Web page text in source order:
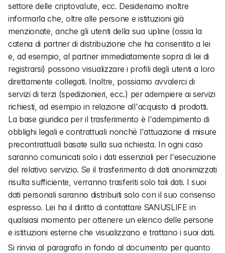
settore delle criptovalute, ecc. Desideriamo inoltre
informarla che, oltre alle persone e istituzioni già
menzionate, anche gli utenti della sua upline (ossia la
catena di partner di distribuzione che ha consentito a lei
e, ad esempio, al partner immediatamente sopra di lei di
registrarsi) possono visualizzare i profili degli utenti a loro
direttamente collegati. Inoltre, possiamo avvalerci di
servizi di terzi (spedizionieri, ecc.) per adempiere ai servizi
richiesti, ad esempio in relazione all'acquisto di prodotti.
La base giuridica per il trasferimento è l'adempimento di
obblighi legali e contrattuali nonché l'attuazione di misure
precontrattuali basate sulla sua richiesta. In ogni caso
saranno comunicati solo i dati essenziali per l'esecuzione
del relativo servizio. Se il trasferimento di dati anonimizzati
risulta sufficiente, verranno trasferiti solo tali dati. I suoi
dati personali saranno distribuiti solo con il suo consenso
espresso. Lei ha il diritto di contattare SANUSLIFE in
qualsiasi momento per ottenere un elenco delle persone
e istituzioni esterne che visualizzano e trattano i suoi dati.
Si rinvia al paragrafo in fondo al documento per quanto